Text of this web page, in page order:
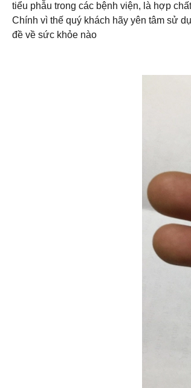
tiểu phẫu trong các bệnh viện, là hợp
Chính vì thế quý khách hãy yên tâm sử
đề về sức khỏe nào